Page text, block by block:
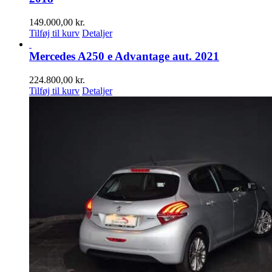
149.000,00 kr.
Tilføj til kurv Detaljer
Mercedes A250 e Advantage aut. 2021
224.800,00 kr.
Tilføj til kurv Detaljer